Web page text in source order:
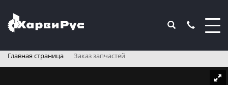
Главная страница Заказ запчастей